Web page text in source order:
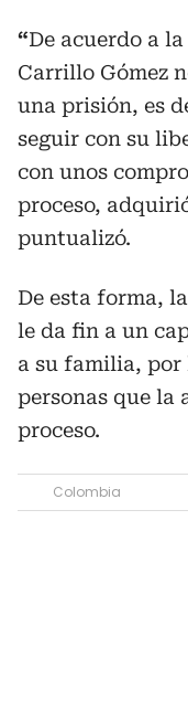
“De acuerdo a
Carrillo Gómez
una prisión, es
seguir con su
con unos
proceso,
puntualizó.
De esta forma,
le da fin a un
a su familia, por
personas que la
proceso.
Colombia